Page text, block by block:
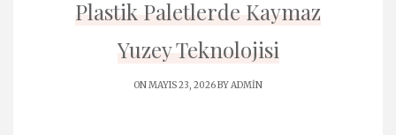
Plastik Paletlerde Kaymaz
Yuzey Teknolojisi
ON MAYIS 23, 2026 BYADMIN